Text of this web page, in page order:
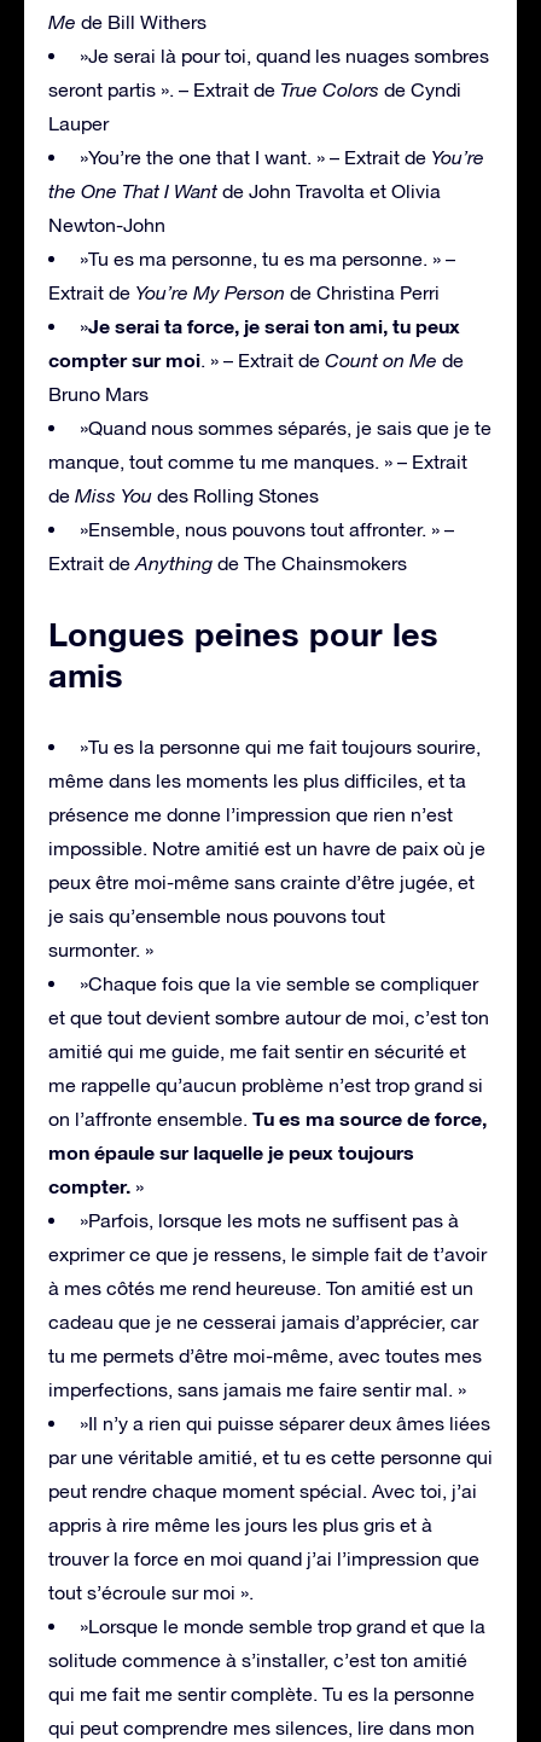
Me de Bill Withers
»Je serai là pour toi, quand les nuages sombres
seront partis ». – Extrait de True Colors de Cyndi
Lauper
»You’re the one that I want. » – Extrait de You’re
the One That I Want de John Travolta et Olivia
Newton-John
»Tu es ma personne, tu es ma personne. » –
Extrait de You’re My Person de Christina Perri
»Je serai ta force, je serai ton ami, tu peux
compter sur moi. » – Extrait de Count on Me de
Bruno Mars
»Quand nous sommes séparés, je sais que je te
manque, tout comme tu me manques. » – Extrait
de Miss You des Rolling Stones
»Ensemble, nous pouvons tout affronter. » –
Extrait de Anything de The Chainsmokers
Longues peines pour les
amis
»Tu es la personne qui me fait toujours sourire,
même dans les moments les plus difficiles, et ta
présence me donne l’impression que rien n’est
impossible. Notre amitié est un havre de paix où je
peux être moi-même sans crainte d’être jugée, et
je sais qu’ensemble nous pouvons tout
surmonter. »
»Chaque fois que la vie semble se compliquer
et que tout devient sombre autour de moi, c’est ton
amitié qui me guide, me fait sentir en sécurité et
me rappelle qu’aucun problème n’est trop grand si
on l’affronte ensemble. Tu es ma source de force,
mon épaule sur laquelle je peux toujours
compter. »
»Parfois, lorsque les mots ne suffisent pas à
exprimer ce que je ressens, le simple fait de t’avoir
à mes côtés me rend heureuse. Ton amitié est un
cadeau que je ne cesserai jamais d’apprécier, car
tu me permets d’être moi-même, avec toutes mes
imperfections, sans jamais me faire sentir mal. »
»Il n’y a rien qui puisse séparer deux âmes liées
par une véritable amitié, et tu es cette personne qui
peut rendre chaque moment spécial. Avec toi, j’ai
appris à rire même les jours les plus gris et à
trouver la force en moi quand j’ai l’impression que
tout s’écroule sur moi ».
»Lorsque le monde semble trop grand et que la
solitude commence à s’installer, c’est ton amitié
qui me fait me sentir complète. Tu es la personne
qui peut comprendre mes silences, lire dans mon